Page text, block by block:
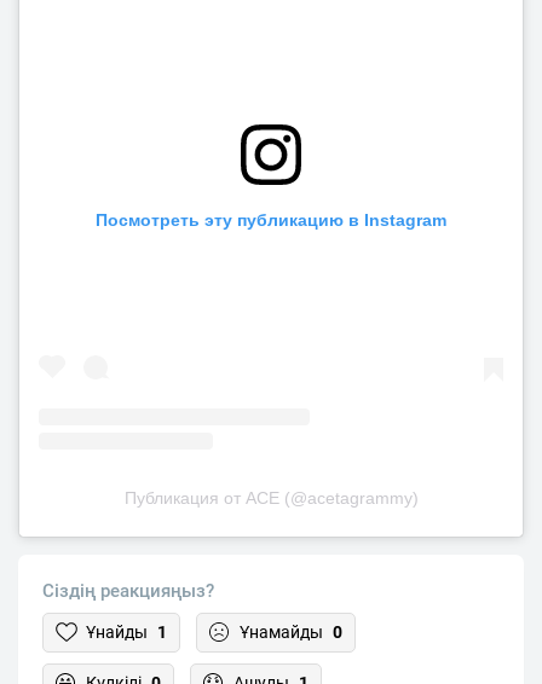
Посмотреть эту публикацию в Instagram
Публикация от ACE (@acetagrammy)
Сіздің реакцияңыз?
Ұнайды 1 Ұнамайды 0